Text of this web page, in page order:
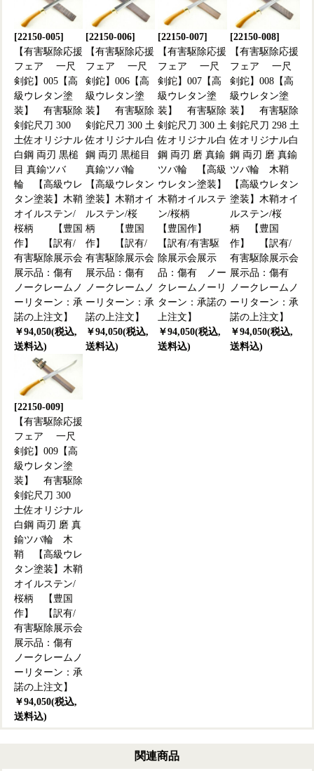
[22150-005]
【有害駆除応援
フェア 一尺
剣鉈】005【高
級ウレタン塗
装】 有害駆除
剣鉈尺刀 300
土佐オリジナル
白鋼 両刃 黒槌
目 真鍮ツバ
輪 【高級ウレ
タン塗装】木鞘
オイルステン/
桜柄 【豊国
作】 【訳有/
有害駆除展示会
展示品：傷有
ノークレームノ
ーリターン：承
諾の上注文】
￥94,050(税込,
送料込)
[22150-006]
【有害駆除応援
フェア 一尺
剣鉈】006【高
級ウレタン塗
装】 有害駆除
剣鉈尺刀 300 土
佐オリジナル白
鋼 両刃 黒槌目
真鍮ツバ輪
【高級ウレタン
塗装】木鞘オイ
ルステン/桜
柄 【豊国
作】 【訳有/
有害駆除展示会
展示品：傷有
ノークレームノ
ーリターン：承
諾の上注文】
￥94,050(税込,
送料込)
[22150-007]
【有害駆除応援
フェア 一尺
剣鉈】007【高
級ウレタン塗
装】 有害駆除
剣鉈尺刀 300 土
佐オリジナル白
鋼 両刃 磨 真鍮
ツバ輪 【高級
ウレタン塗装】
木鞘オイルステ
ン/桜柄
【豊国作】
【訳有/有害駆
除展示会展示
品：傷有 ノー
クレームノーリ
ターン：承諾の
上注文】
￥94,050(税込,
送料込)
[22150-008]
【有害駆除応援
フェア 一尺
剣鉈】008【高
級ウレタン塗
装】 有害駆除
剣鉈尺刀 298 土
佐オリジナル白
鋼 両刃 磨 真鍮
ツバ輪 木鞘
【高級ウレタン
塗装】木鞘オイ
ルステン/桜
柄 【豊国
作】 【訳有/
有害駆除展示会
展示品：傷有
ノークレームノ
ーリターン：承
諾の上注文】
￥94,050(税込,
送料込)
[22150-009]
【有害駆除応援
フェア 一尺
剣鉈】009【高
級ウレタン塗
装】 有害駆除
剣鉈尺刀 300
土佐オリジナル
白鋼 両刃 磨 真
鍮ツバ輪 木
鞘 【高級ウレ
タン塗装】木鞘
オイルステン/
桜柄 【豊国
作】 【訳有/
有害駆除展示会
展示品：傷有
ノークレームノ
ーリターン：承
諾の上注文】
￥94,050(税込,
送料込)
関連商品